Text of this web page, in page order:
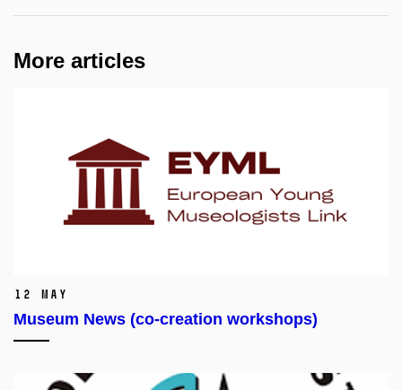
More articles
12 May
Museum News (co-creation workshops)